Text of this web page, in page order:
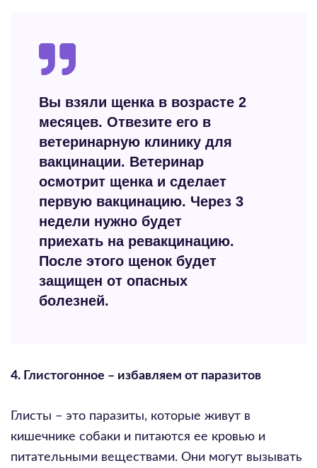
Вы взяли щенка в возрасте 2
месяцев. Отвезите его в
ветеринарную клинику для
вакцинации. Ветеринар
осмотрит щенка и сделает
первую вакцинацию. Через 3
недели нужно будет
приехать на ревакцинацию.
После этого щенок будет
защищен от опасных
болезней.
4. Глистогонное – избавляем от паразитов
Глисты – это паразиты, которые живут в
кишечнике собаки и питаются ее кровью и
питательными веществами. Они могут вызывать